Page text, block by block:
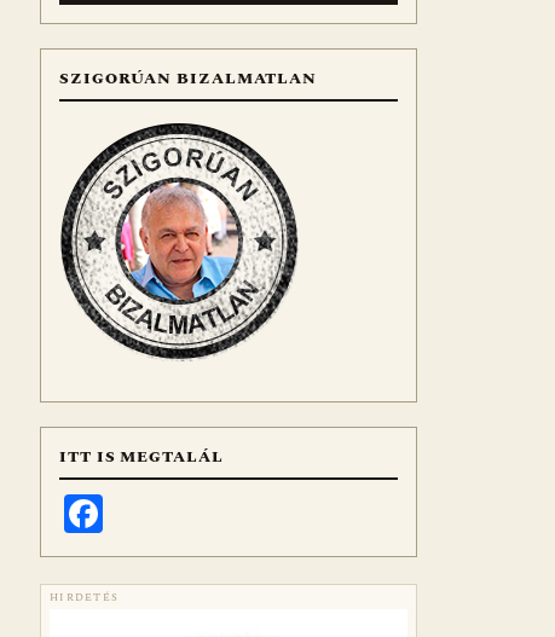
SZIGORÚAN BIZALMATLAN
ITT IS MEGTALÁL
HIRDETÉS